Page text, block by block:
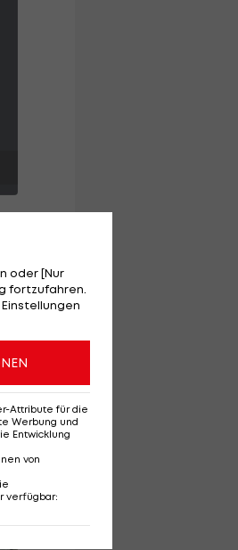
in
oder [Nur
fortzufahren.
Attribute für die
Werbung und
Entwicklung
von
verfügbar: